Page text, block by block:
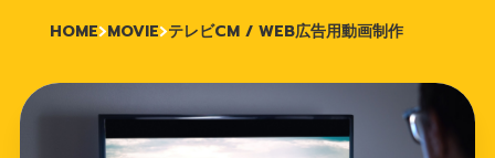
HOME MOVIE テレビCM / WEB広告用動画制作